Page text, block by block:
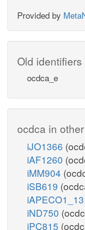
Provided by
Old identifiers
ocdca_e
ocdca in
iJO1366
iAF1260
iMM904
iSB619
iND750
iPC815